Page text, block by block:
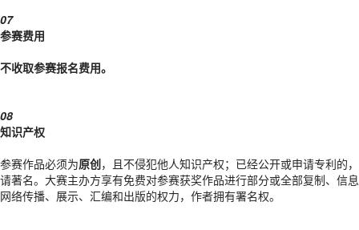
07
参赛费用
不收取参赛报名费用。
08
知识产权
参赛作品必须为原创，且不侵犯他人知识产权；已经公开或申请专利的，
请著名。大赛主办方享有免费对参赛获奖作品进行部分或全部复制、信息
网络传播、展示、汇编和出版的权力，作者拥有署名权。